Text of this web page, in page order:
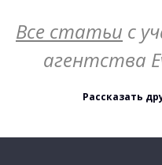
Все статьи с
агентства
Рассказать